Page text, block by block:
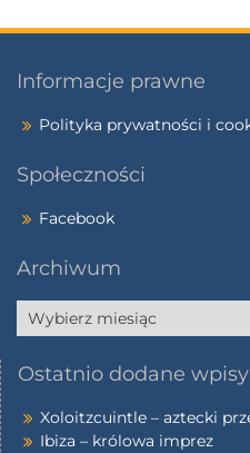
Informacje prawne
Polityka prywatności i
Społeczności
Facebook
Archiwum
Ostatnio dodane wpisy
Xoloitzcuintle – aztecki
Ibiza – królowa imprez